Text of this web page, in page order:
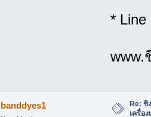
* Line
www.
banddyes1
Re: ชิ
เครื่อ